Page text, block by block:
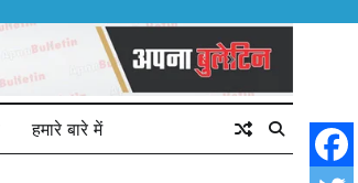
हमारे बारे में